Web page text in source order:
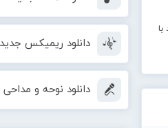
دانلود ریمیکس جدید
دانلود نوحه و